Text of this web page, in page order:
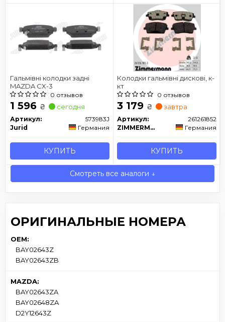
Гальмівні колодки задні
MAZDA CX-3
0 отзывов
1 596 ₴ сегодня
Артикул:
573983J
Jurid
Германия
КУПИТЬ
Колодки гальмівні дискові, к-
кт
0 отзывов
3 179 ₴ завтра
Артикул:
261261852
ZIMMERMANN
Германия
КУПИТЬ
Смотреть все аналоги ↓
ОРИГИНАЛЬНЫЕ НОМЕРА
OEM:
BAY02643Z
BAY02643ZB
MAZDA:
BAY02643ZA
BAY02648ZA
D2Y12643Z